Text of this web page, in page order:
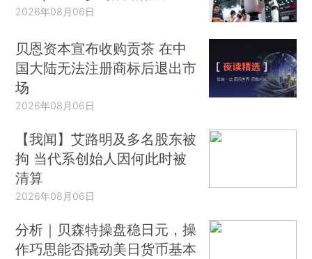
2026年08月06日
贝恩资本宣布收购贡茶 在中
国大陆无法注册商标后退出市
场
2026年08月06日
【我闻】艾路明及多名股东被
拘 当代系创始人因何此时被
清算
2026年08月06日
分析｜贝森特操盘稳日元，操
作巧思能否撬动美日货币基本